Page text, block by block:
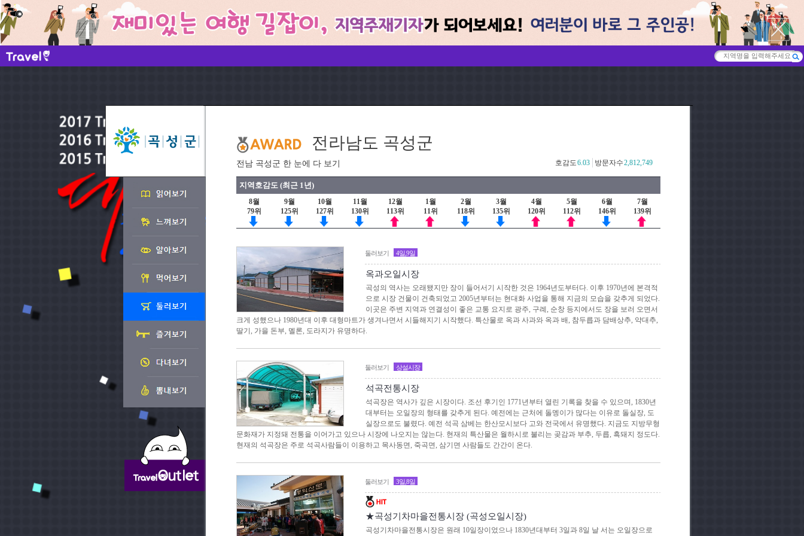
전라남도 곡성군
전남 곡성군 한 눈에 다 보기 방문자수2,812,749
호감도6.03
지역호감도 (최근 1년)
8월
79위
9월
125위
10월
127위
11월
130위
12월
113위
1월
11위
2월
118위
3월
135위
4월
120위
5월
112위
6월
146위
7월
139위
둘러보기 4일,9일
옥과오일시장
곡성의 역사는 오래됐지만 장이 들어서기 시작한 것은 1964년도부터다. 이후 1970년에 본격적
으로 시장 건물이 건축되었고 2005년부터는 현대화 사업을 통해 지금의 모습을 갖추게 되었다.
이곳은 주변 지역과 연결성이 좋은 교통 요지로 광주, 구례, 순창 등지에서도 장을 보러 오면서
크게 성했으나 1980년대 이후 대형마트가 생겨나면서 시들해지기 시작했다. 특산물로 옥과 사과와 옥과 배, 참두릅과 담배상추, 약대추,
딸기, 가을 돈부, 멜론, 도라지가 유명하다.
둘러보기 상설시장
석곡전통시장
석곡장은 역사가 깊은 시장이다. 조선 후기인 1771년부터 열린 기록을 찾을 수 있으며, 1830년
대부터는 오일장의 형태를 갖추게 된다. 예전에는 근처에 돌멩이가 많다는 이유로 돌실장, 도
실장으로도 불렸다. 예전 석곡 삼베는 한산모시보다 고와 전국에서 유명했다. 지금도 지방무형
문화재가 지정돼 전통을 이어가고 있으나 시장에 나오지는 않는다. 현재의 특산물은 월하시로 불리는 곶감과 부추, 두릅, 흑돼지 정도다.
현재의 석곡장은 주로 석곡사람들이 이용하고 목사동면, 죽곡면, 삼기면 사람들도 간간이 온다.
둘러보기 3일,8일
★곡성기차마을전통시장 (곡성오일시장)
곡성기차마을전통시장은 원래 10일장이었으나 1830년대부터 3일과 8일 날 서는 오일장으로